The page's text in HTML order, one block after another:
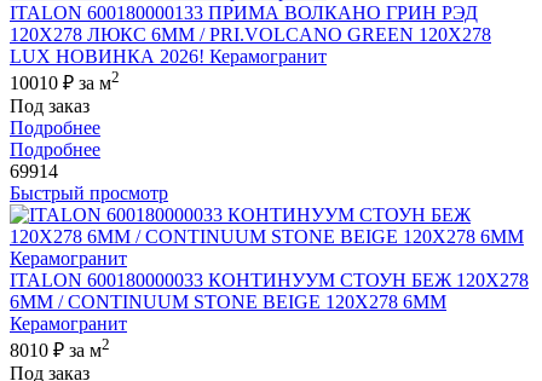
ITALON 600180000133 ПРИМА ВОЛКАНО ГРИН РЭД
120X278 ЛЮКС 6ММ / PRI.VOLCANO GREEN 120X278
LUX НОВИНКА 2026! Керамогранит
10010 ₽ за м2
Под заказ
Подробнее
Подробнее
69914
Быстрый просмотр
ITALON 600180000033 КОНТИНУУМ СТОУН БЕЖ 120X278
6ММ / CONTINUUM STONE BEIGE 120X278 6MM
Керамогранит
8010 ₽ за м2
Под заказ